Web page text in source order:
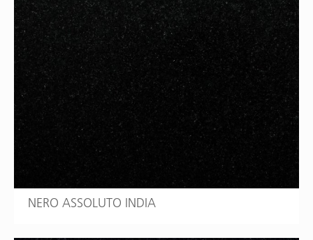
NERO ASSOLUTO INDIA